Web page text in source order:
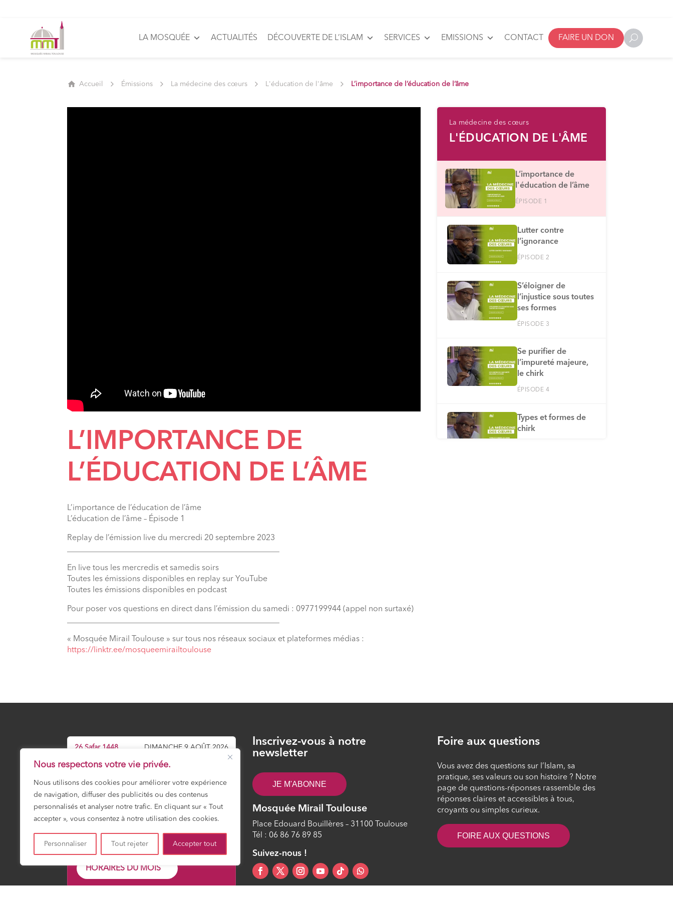
Nous respectons votre vie privée.
Nous utilisons des cookies pour améliorer votre expérience
de navigation, diffuser des publicités ou des contenus
personnalisés et analyser notre trafic. En cliquant sur « Tout
accepter », vous consentez à notre utilisation des cookies.
Personnaliser Tout rejeter Accepter tout
LA MOSQUÉE ACTUALITÉS DÉCOUVERTE DE L’ISLAM SERVICES EMISSIONS CONTACT FAIRE UN DON
Accueil Émissions La médecine des cœurs L'éducation de l'âme L’importance de l’éducation de l’âme
L’IMPORTANCE DE
L’ÉDUCATION DE L’ÂME
L’importance de l’éducation de l’âme
L’éducation de l’âme – Épisode 1
Replay de l’émission live du mercredi 20 septembre 2023
En live tous les mercredis et samedis soirs
Toutes les émissions disponibles en replay sur YouTube
Toutes les émissions disponibles en podcast
Pour poser vos questions en direct dans l’émission du samedi : 0977199944 (appel non surtaxé)
« Mosquée Mirail Toulouse » sur tous nos réseaux sociaux et plateformes médias :
⁠https://linktr.ee/mosqueemirailtoulouse
La médecine des cœurs
L'ÉDUCATION DE L'ÂME
L’importance de
l'éducation de l’âme
ÉPISODE 1
Lutter contre
l’ignorance
ÉPISODE 2
S’éloigner de
l’injustice sous toutes
ses formes
ÉPISODE 3
Se purifier de
l’impureté majeure,
le chirk
ÉPISODE 4
Types et formes de
chirk
Rechercher la
positivité
ÉPISODE 11
du bien
ÉPISODE 12
26 Safar 1448 DIMANCHE 9 AOÛT 2026
Dhuhr
12:01
HORAIRES DU MOIS
Inscrivez-vous à notre
newsletter
JE M'ABONNE
Mosquée Mirail Toulouse
Place Edouard Bouillères – 31100 Toulouse
Tél : 06 86 76 89 85
Suivez-nous !
Foire aux questions
Vous avez des questions sur l’Islam, sa
pratique, ses valeurs ou son histoire ? Notre
page de questions-réponses rassemble des
réponses claires et accessibles à tous,
croyants ou simples curieux.
FOIRE AUX QUESTIONS